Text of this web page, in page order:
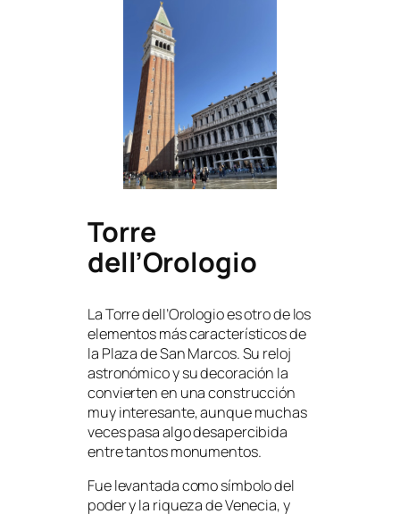
Torre
dell’Orologio
La Torre dell’Orologio es otro de los
elementos más característicos de
la Plaza de San Marcos. Su reloj
astronómico y su decoración la
convierten en una construcción
muy interesante, aunque muchas
veces pasa algo desapercibida
entre tantos monumentos.
Fue levantada como símbolo del
poder y la riqueza de Venecia, y